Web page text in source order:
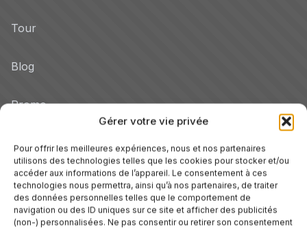
Gérer votre vie privée
Pour offrir les meilleures expériences, nous et nos partenaires
utilisons des technologies telles que les cookies pour stocker et/ou
accéder aux informations de l’appareil. Le consentement à ces
technologies nous permettra, ainsi qu’à nos partenaires, de traiter
des données personnelles telles que le comportement de
navigation ou des ID uniques sur ce site et afficher des publicités
(non-) personnalisées. Ne pas consentir ou retirer son consentement
Tour
Blog
Promo
Veneto
Toscane